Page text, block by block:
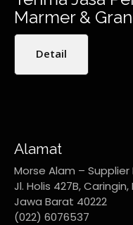
Marmer &
Detail
Alamat
Morse Alam –
Jl. Holis 427B,
Jawa Barat 40222
(022) 6076537